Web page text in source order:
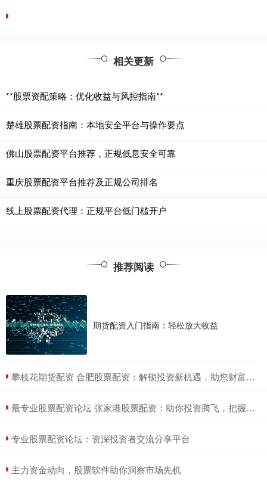
相关更新
**股票资配策略：优化收益与风控指南**
楚雄股票配资指南：本地安全平台与操作要点
佛山股票配资平台推荐，正规低息安全可靠
重庆股票配资平台推荐及正规公司排名
线上股票配资代理：正规平台低门槛开户
推荐阅读
期货配资入门指南：轻松放大收益
​攀枝花期货配资 合肥股票配资：解锁投资新机遇，助您财富增值
​最专业股票配资论坛 张家港股票配资：助你投资腾飞，把握财富先机
​专业股票配资论坛：资深投资者交流分享平台
​主力资金动向，股票软件助你洞察市场先机